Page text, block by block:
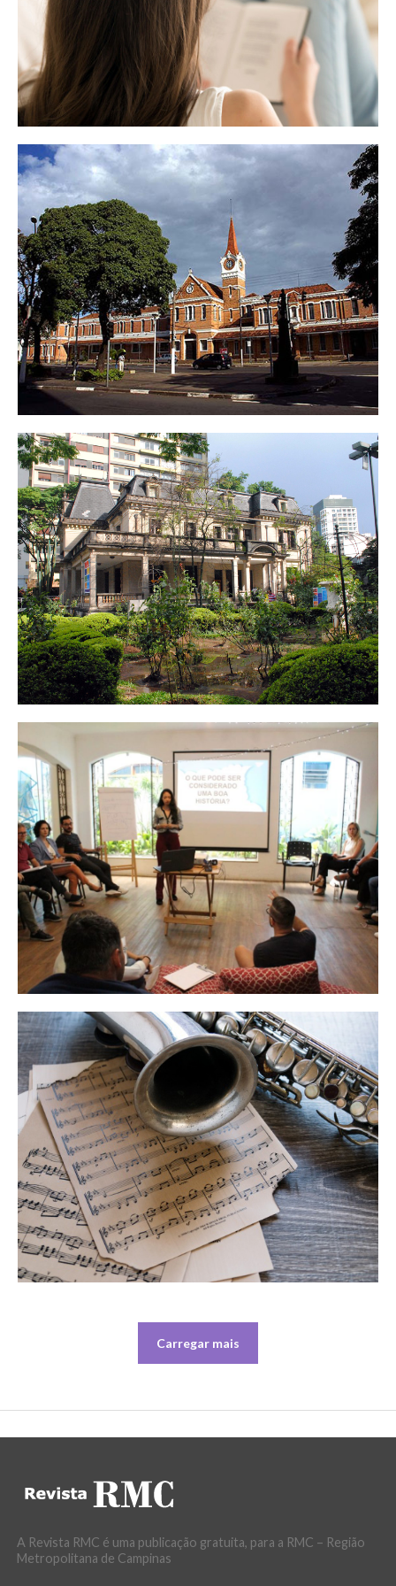
Carregar mais
A Revista RMC é uma publicação gratuita, para a RMC – Região
Metropolitana de Campinas